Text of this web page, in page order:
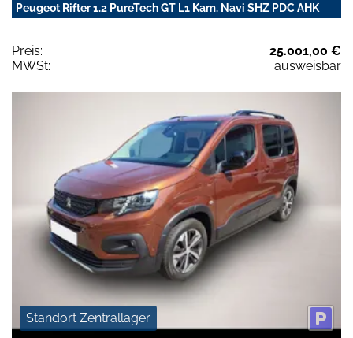
Peugeot Rifter 1.2 PureTech GT L1 Kam. Navi SHZ PDC AHK
Preis:
25.001,00 €
MWSt:
ausweisbar
Standort Zentrallager